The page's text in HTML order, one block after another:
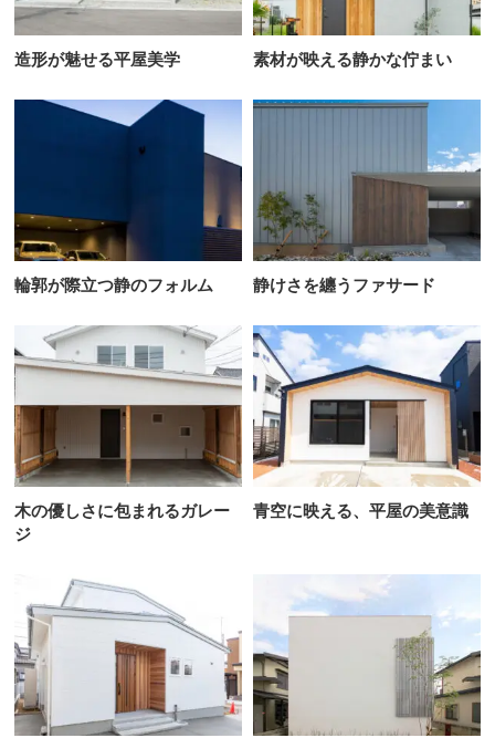
造形が魅せる平屋美学 素材が映える静かな佇まい
輪郭が際立つ静のフォルム 静けさを纏うファサード
木の優しさに包まれるガレー
ジ
青空に映える、平屋の美意識